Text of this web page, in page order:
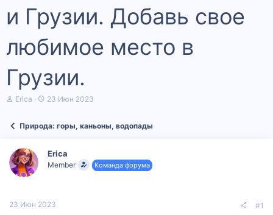
и Грузии. Добавь свое
любимое место в
Грузии.
А
т
е
м
ы
Erica
Д
а
ч
а
23 Июн 2023
Природа: горы, каньоны, водопады
Erica
Member Команда форума
23 Июн 2023 #1